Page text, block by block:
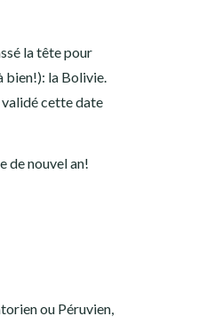
la tête pour
bien!): la Bolivie.
cette date
de nouvel an!
ou Péruvien,